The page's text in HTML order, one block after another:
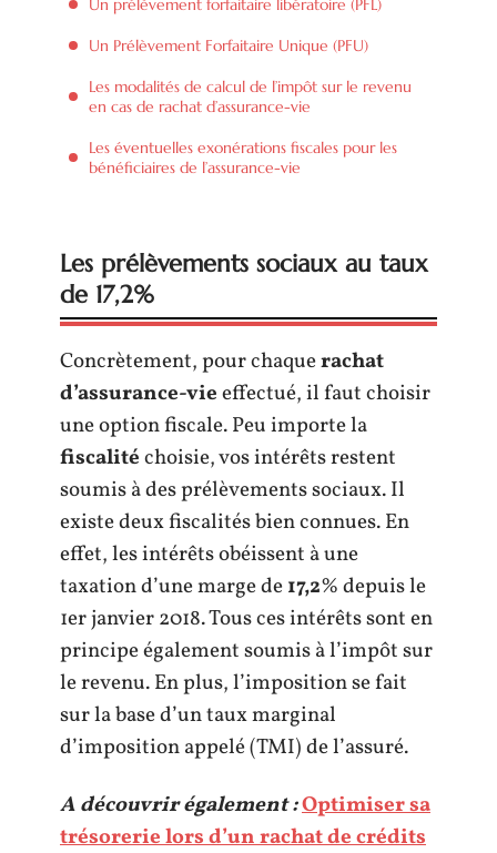
Un Prélèvement Forfaitaire Unique (PFU)
Les modalités de calcul de l’impôt sur le revenu
en cas de rachat d’assurance-vie
Les éventuelles exonérations fiscales pour les
bénéficiaires de l’assurance-vie
Les prélèvements sociaux au taux
de 17,2%
Concrètement, pour chaquerachat
d’assurance-vieeffectué, il faut choisir
une option fiscale. Peu importe la
fiscalitéchoisie, vos intérêts restent
soumis à des prélèvements sociaux. Il
existe deux fiscalités bien connues. En
effet, les intérêts obéissent à une
taxation d’une marge de17,2% depuis le
1er janvier 2018. Tous ces intérêts sont en
principe également soumis à l’impôt sur
le revenu. En plus, l’imposition se fait
sur la base d’un taux marginal
d’imposition appelé (TMI) de l’assuré.
A découvrir également :Optimiser sa
trésorerie lors d’un rachat de crédits